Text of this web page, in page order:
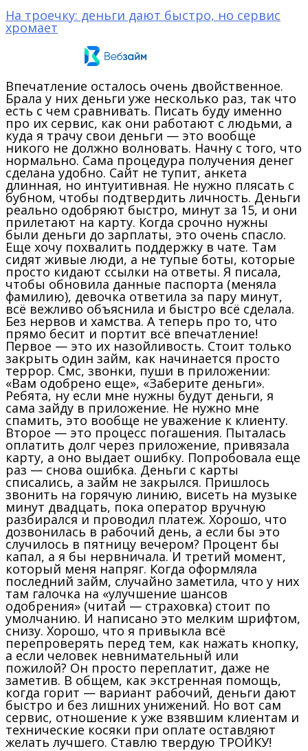
На троечку: деньги дают быстро, но сервис
хромает
Впечатление осталось очень двойственное.
Брала у них деньги уже несколько раз, так что
есть с чем сравнивать. Писать буду именно
про их сервис, как они работают с людьми, а
куда я трачу свои деньги — это вообще
никого не должно волновать. Начну с того, что
нормально. Сама процедура получения денег
сделана удобно. Сайт не тупит, анкета
длинная, но интуитивная. Не нужно плясать с
бубном, чтобы подтвердить личность. Деньги
реально одобряют быстро, минут за 15, и они
прилетают на карту. Когда срочно нужны
были деньги до зарплаты, это очень спасло.
Еще хочу похвалить поддержку в чате. Там
сидят живые люди, а не тупые боты, которые
просто кидают ссылки на ответы. Я писала,
чтобы обновила данные паспорта (меняла
фамилию), девочка ответила за пару минут,
всё вежливо объяснила и быстро всё сделала.
Без нервов и хамства. А теперь про то, что
прямо бесит и портит всё впечатление!
Первое — это их назойливость. Стоит только
закрыть один займ, как начинается просто
террор. Смс, звонки, пуши в приложении:
«Вам одобрено еще», «Заберите деньги».
Ребята, ну если мне нужны будут деньги, я
сама зайду в приложение. Не нужно мне
спамить, это вообще не уважение к клиенту.
Второе — это процесс погашения. Пыталась
оплатить долг через приложение, привязала
карту, а оно выдает ошибку. Попробовала еще
раз — снова ошибка. Деньги с карты
списались, а займ не закрылся. Пришлось
звонить на горячую линию, висеть на музыке
минут двадцать, пока оператор вручную
разбирался и проводил платеж. Хорошо, что
дозвонилась в рабочий день, а если бы это
случилось в пятницу вечером? Процент бы
капал, а я бы нервничала. И третий момент,
который меня напряг. Когда оформляла
последний займ, случайно заметила, что у них
там галочка на «улучшение шансов
одобрения» (читай — страховка) стоит по
умолчанию. И написано это мелким шрифтом,
снизу. Хорошо, что я привыкла всё
перепроверять перед тем, как нажать кнопку,
а если человек невнимательный или
пожилой? Он просто переплатит, даже не
заметив. В общем, как экстренная помощь,
когда горит — вариант рабочий, деньги дают
быстро и без лишних унижений. Но вот сам
сервис, отношение к уже взявшим клиентам и
технические косяки при оплате оставляют
желать лучшего. Ставлю твердую ТРОЙКУ!